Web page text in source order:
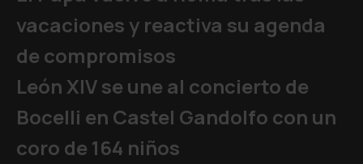
vacaciones y reactiva su agenda
de compromisos
León XIV se une al concierto de
Bocelli en Castel Gandolfo con un
coro de 164 niños